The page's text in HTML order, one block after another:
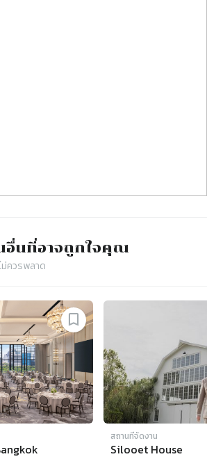
อื่นที่อาจถูกใจคุณ
ควรพลาด
สถานที่จัดงาน
Silooet House